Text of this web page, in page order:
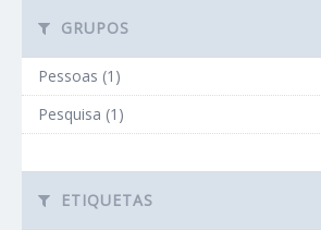
GRUPOS
Pessoas (1)
Pesquisa (1)
ETIQUETAS